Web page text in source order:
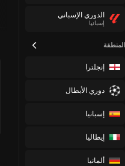
الدوري الإسباني
إسبانيا
المنطقة
إنجلترا
دوري الأبطال
إسبانيا
إيطاليا
ألمانيا